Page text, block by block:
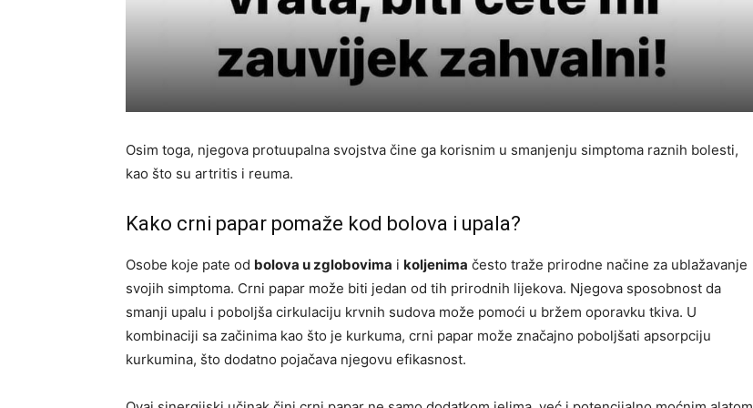
Osim toga, njegova protuupalna svojstva čine ga korisnim u smanjenju simptoma raznih bolesti,
kao što su artritis i reuma.
Kako crni papar pomaže kod bolova i upala?
Osobe koje pate od bolova u zglobovima i koljenima često traže prirodne načine za ublažavanje
svojih simptoma. Crni papar može biti jedan od tih prirodnih lijekova. Njegova sposobnost da
smanji upalu i poboljša cirkulaciju krvnih sudova može pomoći u bržem oporavku tkiva. U
kombinaciji sa začinima kao što je kurkuma, crni papar može značajno poboljšati apsorpciju
kurkumina, što dodatno pojačava njegovu efikasnost.